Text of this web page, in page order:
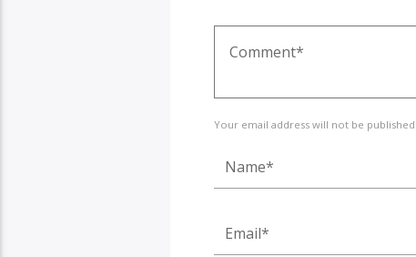
Your email address will not be